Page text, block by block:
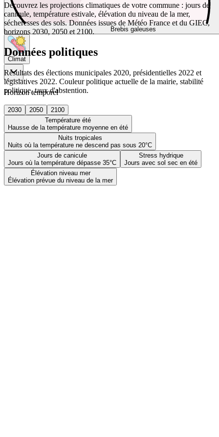
Brebis galeuses
Climat
Horizon temporel
2030 2050
2100
Température été
Hausse de la température moyenne en été
Nuits tropicales
Nuits où la température ne descend pas sous 20°C
Jours de canicule
Jours où la température dépasse 35°C
Stress hydrique
Jours avec sol sec en été
Élévation niveau mer
Élévation prévue du niveau de la mer
Découvrez les projections climatiques de votre commune : jours de
canicule, température estivale, élévation du niveau de la mer,
sécheresses des sols. Données issues de Météo France et du GIEC,
horizons 2030, 2050 et 2100.
Données politiques
Résultats des élections municipales 2020, présidentielles 2022 et
législatives 2022. Couleur politique actuelle de la mairie, stabilité
politique, taux d'abstention.